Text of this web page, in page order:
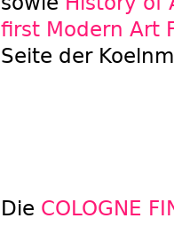
first Modern Art
Seite der
Die COLOGNE